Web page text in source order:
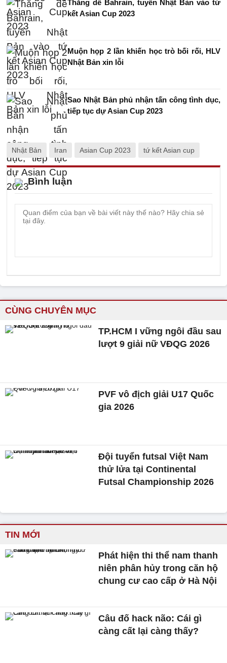
Thắng dễ Bahrain, tuyển Nhật Bản vào tứ
kết Asian Cup 2023
Muộn họp 2 lần khiến học trò bối rối, HLV
Nhật Bản xin lỗi
Sao Nhật Bản phủ nhận tấn công tình dục,
tiếp tục dự Asian Cup 2023
Nhật Bản Iran Asian Cup 2023 tứ kết Asian cup
Bình luận
CÙNG CHUYÊN MỤC
TP.HCM I vững ngôi đầu sau
lượt 9 giải nữ VĐQG 2026
PVF vô địch giải U17 Quốc
gia 2026
Đội tuyển futsal Việt Nam
thử lửa tại Continental
Futsal Championship 2026
TIN MỚI
Phát hiện thi thể nam thanh
niên phân hủy trong căn hộ
chung cư cao cấp ở Hà Nội
Câu đố hack não: Cái gì
càng cất lại càng thấy?